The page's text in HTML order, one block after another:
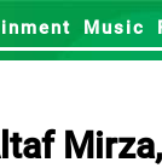
Music